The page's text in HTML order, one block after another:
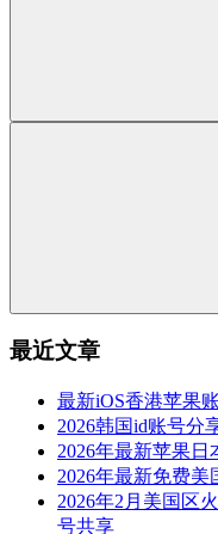
最近文章
最新iOS香港苹果
2026韩国id账号分
2026年最新苹果日
2026年最新免费
2026年2月美国区
号共享